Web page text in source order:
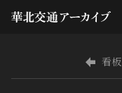
看